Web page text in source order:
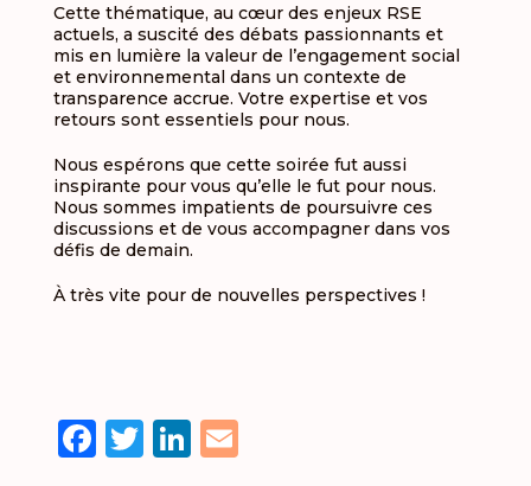
Cette thématique, au cœur des enjeux RSE
actuels, a suscité des débats passionnants et
mis en lumière la valeur de l’engagement social
et environnemental dans un contexte de
transparence accrue. Votre expertise et vos
retours sont essentiels pour nous.
Nous espérons que cette soirée fut aussi
inspirante pour vous qu’elle le fut pour nous.
Nous sommes impatients de poursuivre ces
discussions et de vous accompagner dans vos
défis de demain.
À très vite pour de nouvelles perspectives !
Facebook
Twitter
LinkedIn
Email